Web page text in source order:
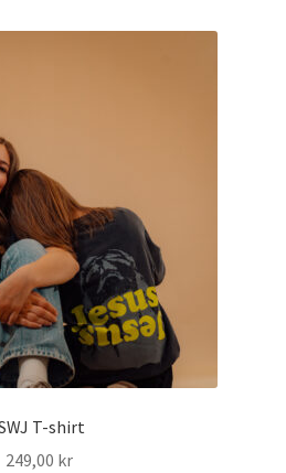
T-shirt
249,00 kr